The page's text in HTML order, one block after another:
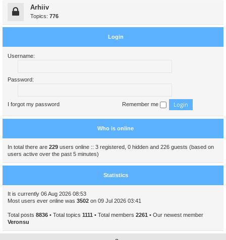
Arhiiv
Topics: 776
Login
Username:
Password:
I forgot my password Remember me
Who is online
In total there are 229 users online :: 3 registered, 0 hidden and 226 guests (based on
users active over the past 5 minutes)
Statistics
It is currently 06 Aug 2026 08:53
Most users ever online was 3502 on 09 Jul 2026 03:41
Total posts 8836 • Total topics 1111 • Total members 2261 • Our newest member
Veronsu